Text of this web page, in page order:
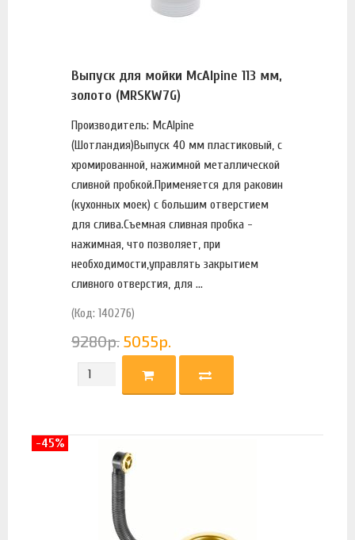
Выпуск для мойки McAlpine 113 мм,
золото (MRSKW7G)
Производитель: McAlpine
(Шотландия)Выпуск 40 мм пластиковый, с
хромированной, нажимной металлической
сливной пробкой.Применяется для раковин
(кухонных моек) с большим отверстием
для слива.Съемная сливная пробка -
нажимная, что позволяет, при
необходимости,управлять закрытием
сливного отверстия, для ...
(Код: 140276)
9280р. 5055р.
-45%